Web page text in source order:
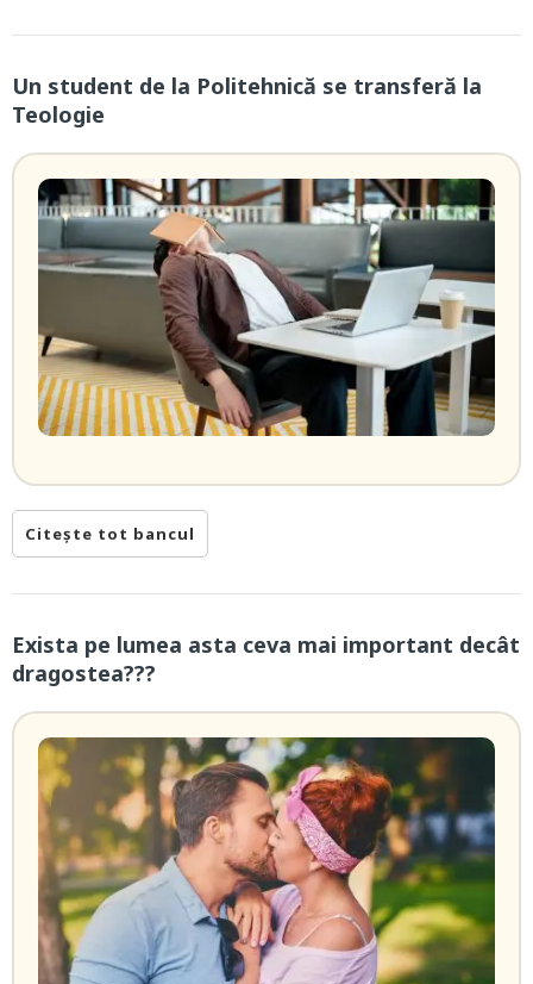
Un student de la Politehnică se transferă la
Teologie
Citește tot bancul
Exista pe lumea asta ceva mai important decât
dragostea???